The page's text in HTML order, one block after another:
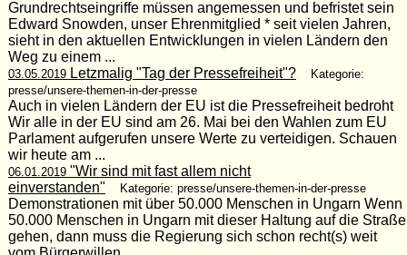
Grundrechtseingriffe müssen angemessen und befristet sein
Edward Snowden, unser Ehrenmitglied * seit vielen Jahren,
sieht in den aktuellen Entwicklungen in vielen Ländern den
Weg zu einem ...
03.05.2019Letzmalig "Tag der Pressefreiheit"?
Kategorie:
presse/unsere-themen-in-der-presse
Auch in vielen Ländern der EU ist die Pressefreiheit bedroht
Wir alle in der EU sind am 26. Mai bei den Wahlen zum EU
Parlament aufgerufen unsere Werte zu verteidigen. Schauen
wir heute am ...
06.01.2019"Wir sind mit fast allem nicht
einverstanden"
Kategorie: presse/unsere-themen-in-der-presse
Demonstrationen mit über 50.000 Menschen in Ungarn Wenn
50.000 Menschen in Ungarn mit dieser Haltung auf die Straße
gehen, dann muss die Regierung sich schon recht(s) weit